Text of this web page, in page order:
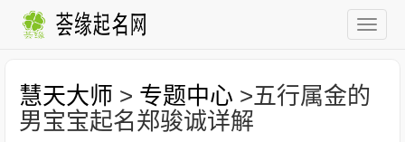
慧天大师 > 专题中心 >五行属金的
男宝宝起名郑骏诚详解